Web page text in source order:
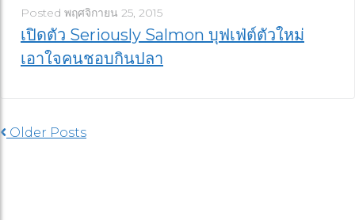
Posted พฤศจิกายน 25, 2015
เปิดตัว Seriously Salmon บุฟเฟ่ต์ตัวใหม่
เอาใจคนชอบกินปลา
Older Posts